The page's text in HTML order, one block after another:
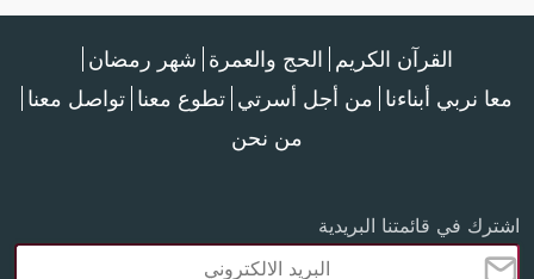
القرآن الكريم الحج والعمرة شهر رمضان
معا نربي أبناءنا من أجل أسرتي تطوع معنا تواصل معنا
من نحن
اشترك في قائمتنا البريدية